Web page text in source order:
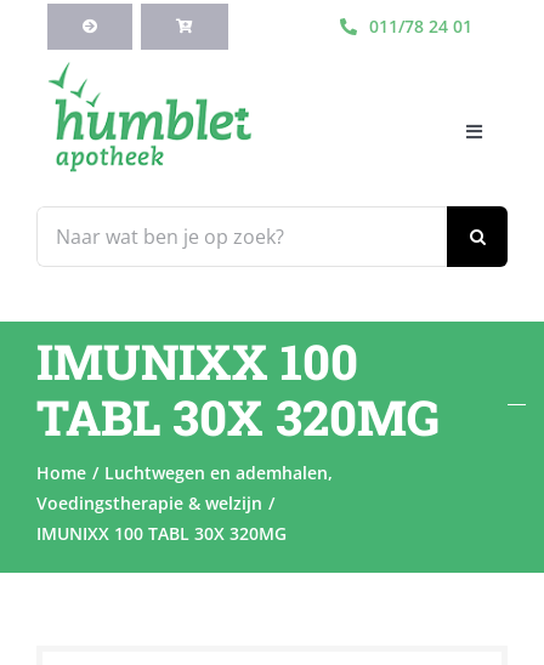
inhoud
011/78 24 01
naar:
Toggle
Webshop
Blog
Diensten
Contacteer Ons
IMUNIXX 100
TABL 30X 320MG
Home
Luchtwegen en ademhalen
Voedingstherapie & welzijn
IMUNIXX 100 TABL 30X 320MG